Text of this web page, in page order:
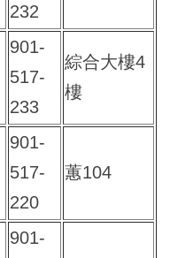
232
901-
517-
233
綜合大樓4
樓
901-
517-
220
蕙104
901-